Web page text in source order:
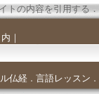
トの内容を引用する ．
｜
仏経． 言語レッスン ．